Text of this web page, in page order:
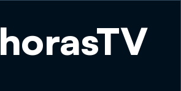
horasTV